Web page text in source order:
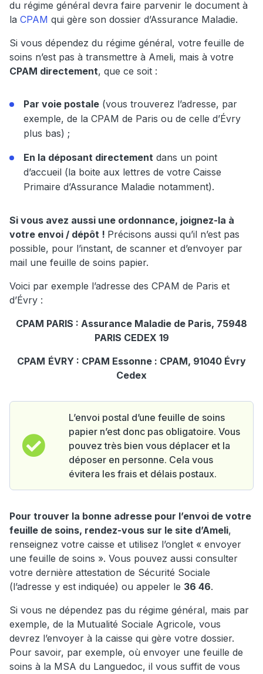
du régime général devra faire parvenir le document à
la CPAM qui gère son dossier d’Assurance Maladie.
Si vous dépendez du régime général, votre feuille de
soins n’est pas à transmettre à Ameli, mais à votre
CPAM directement, que ce soit :
Par voie postale (vous trouverez l’adresse, par
exemple, de la CPAM de Paris ou de celle d’Évry
plus bas) ;
En la déposant directement dans un point
d’accueil (la boite aux lettres de votre Caisse
Primaire d’Assurance Maladie notamment).
Si vous avez aussi une ordonnance, joignez-la à
votre envoi / dépôt ! Précisons aussi qu’il n’est pas
possible, pour l’instant, de scanner et d’envoyer par
mail une feuille de soins papier.
Voici par exemple l’adresse des CPAM de Paris et
d’Évry :
CPAM PARIS : Assurance Maladie de Paris, 75948
PARIS CEDEX 19
CPAM ÉVRY : CPAM Essonne : CPAM, 91040 Évry
Cedex
L’envoi postal d’une feuille de soins
papier n’est donc pas obligatoire. Vous
pouvez très bien vous déplacer et la
déposer en personne. Cela vous
évitera les frais et délais postaux.
Pour trouver la bonne adresse pour l’envoi de votre
feuille de soins, rendez-vous sur le site d’Ameli,
renseignez votre caisse et utilisez l’onglet « envoyer
une feuille de soins ». Vous pouvez aussi consulter
votre dernière attestation de Sécurité Sociale
(l’adresse y est indiquée) ou appeler le 36 46.
Si vous ne dépendez pas du régime général, mais par
exemple, de la Mutualité Sociale Agricole, vous
devrez l’envoyer à la caisse qui gère votre dossier.
Pour savoir, par exemple, où envoyer une feuille de
soins à la MSA du Languedoc, il vous suffit de vous